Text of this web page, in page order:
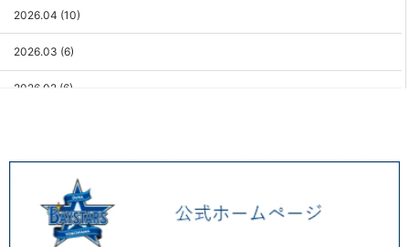
2026.04 (10)
2026.03 (6)
2026.02 (6)
2025.12 (3)
2025.11 (6)
2025.10 (5)